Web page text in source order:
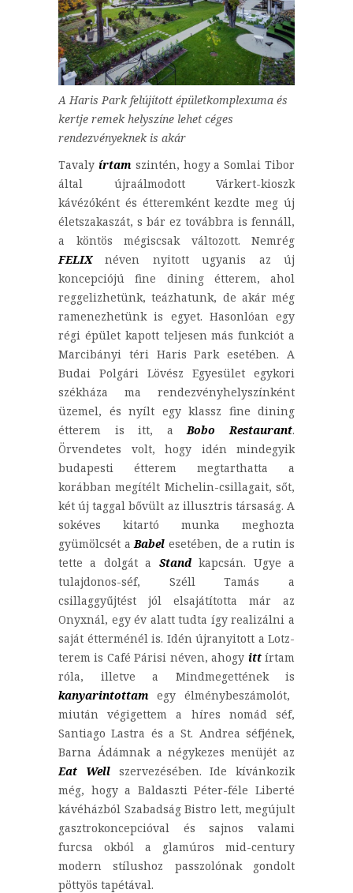
A Haris Park felújított épületkomplexuma és
kertje remek helyszíne lehet céges
rendezvényeknek is akár
Tavaly írtam szintén, hogy a Somlai Tibor
által újraálmodott Várkert-kioszk
kávézóként és étteremként kezdte meg új
életszakaszát, s bár ez továbbra is fennáll,
a köntös mégiscsak változott. Nemrég
FELIXnéven nyitott ugyanis az új
koncepciójú fine dining étterem, ahol
reggelizhetünk, teázhatunk, de akár még
ramenezhetünk is egyet. Hasonlóan egy
régi épület kapott teljesen más funkciót a
Marcibányi téri Haris Park esetében. A
Budai Polgári Lövész Egyesület egykori
székháza ma rendezvényhelyszínként
üzemel, és nyílt egy klassz fine dining
étterem is itt, a Bobo Restaurant.
Örvendetes volt, hogy idén mindegyik
budapesti étterem megtarthatta a
korábban megítélt Michelin-csillagait, sőt,
két új taggal bővült az illusztris társaság. A
sokéves kitartó munka meghozta
gyümölcsét a Babel esetében, de a rutin is
tette a dolgát a Standkapcsán. Ugye a
tulajdonos-séf, Széll Tamás a
csillaggyűjtést jól elsajátította már az
Onyxnál, egy év alatt tudta így realizálni a
saját étterménél is. Idén újranyitott a Lotz-
terem is Café Párisi néven, ahogy ittírtam
róla, illetve a Mindmegettének is
kanyarintottam egy élménybeszámolót,
miután végigettem a híres nomád séf,
Santiago Lastra és a St. Andrea séfjének,
Barna Ádámnak a négykezes menüjét az
Eat Wellszervezésében. Ide kívánkozik
még, hogy a Baldaszti Péter-féle Liberté
kávéházból Szabadság Bistro lett, megújult
gasztrokoncepcióval és sajnos valami
furcsa okból a glamúros mid-century
modern stílushoz passzolónak gondolt
pöttyös tapétával.